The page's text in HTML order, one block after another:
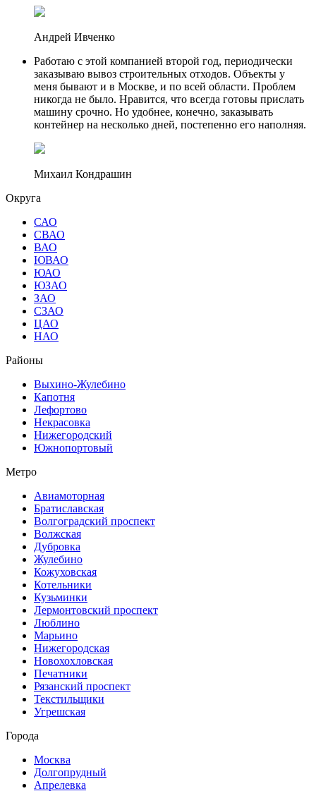
Андрей Ивченко
Работаю с этой компанией второй год, периодически
заказываю вывоз строительных отходов. Объекты у
меня бывают и в Москве, и по всей области. Проблем
никогда не было. Нравится, что всегда готовы прислать
машину срочно. Но удобнее, конечно, заказывать
контейнер на несколько дней, постепенно его наполняя.
Михаил Кондрашин
Округа
САО
СВАО
ВАО
ЮВАО
ЮАО
ЮЗАО
ЗАО
СЗАО
ЦАО
НАО
Районы
Выхино-Жулебино
Капотня
Лефортово
Некрасовка
Нижегородский
Южнопортовый
Метро
Авиамоторная
Братиславская
Волгоградский проспект
Волжская
Дубровка
Жулебино
Кожуховская
Котельники
Кузьминки
Лермонтовский проспект
Люблино
Марьино
Нижегородская
Новохохловская
Печатники
Рязанский проспект
Текстильщики
Угрешская
Города
Москва
Долгопрудный
Апрелевка